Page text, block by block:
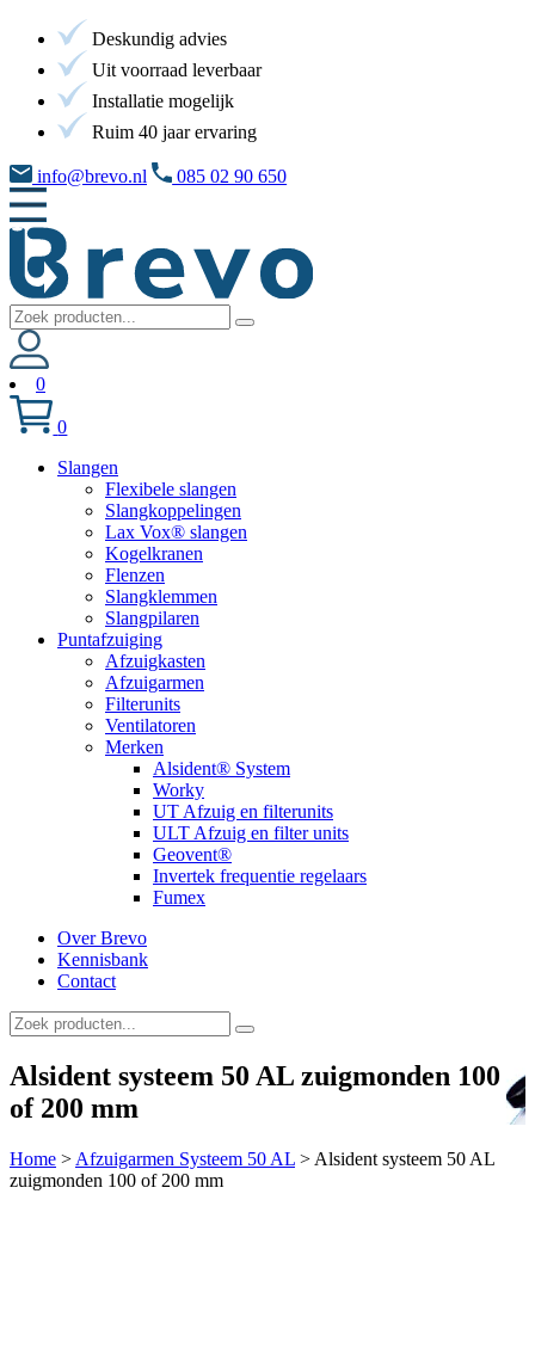
Deskundig advies
Uit voorraad leverbaar
Installatie mogelijk
Ruim 40 jaar ervaring
info@brevo.nl 085 02 90 650
0
0
Slangen
Flexibele slangen
Slangkoppelingen
Lax Vox® slangen
Kogelkranen
Flenzen
Slangklemmen
Slangpilaren
Puntafzuiging
Afzuigkasten
Afzuigarmen
Filterunits
Ventilatoren
Merken
Alsident® System
Worky
UT Afzuig en filterunits
ULT Afzuig en filter units
Geovent®
Invertek frequentie regelaars
Fumex
Over Brevo
Kennisbank
Contact
Alsident systeem 50 AL zuigmonden 100
of 200 mm
Home > Afzuigarmen Systeem 50 AL > Alsident systeem 50 AL
zuigmonden 100 of 200 mm